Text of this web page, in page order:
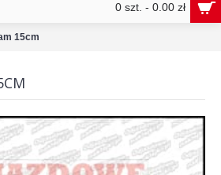
0 szt. - 0.00 zł
15cm